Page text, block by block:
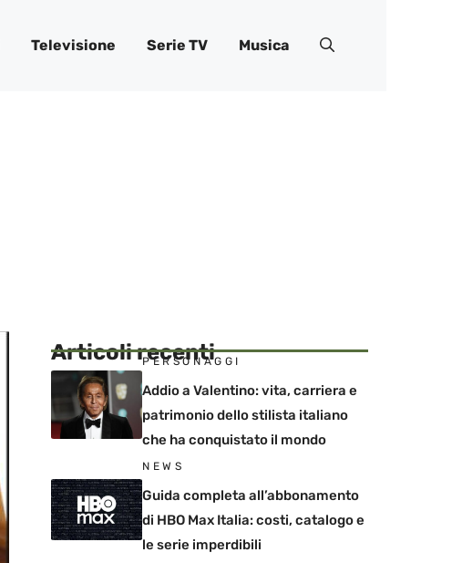
Televisione Serie TV Musica
Articoli recenti
PERSONAGGI
Addio a Valentino: vita, carriera e
patrimonio dello stilista italiano
che ha conquistato il mondo
NEWS
Guida completa all’abbonamento
di HBO Max Italia: costi, catalogo e
le serie imperdibili